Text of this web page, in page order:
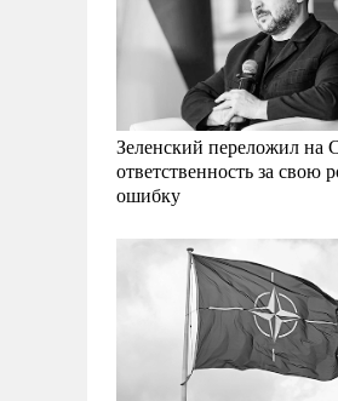
Зеленский переложил
ответственность за свою
ошибку